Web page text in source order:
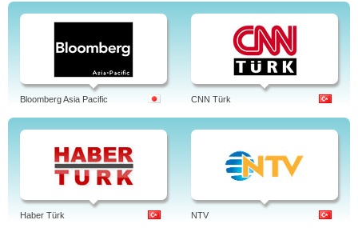
Bloomberg Asia Pacific CNN Türk
Haber Türk NTV